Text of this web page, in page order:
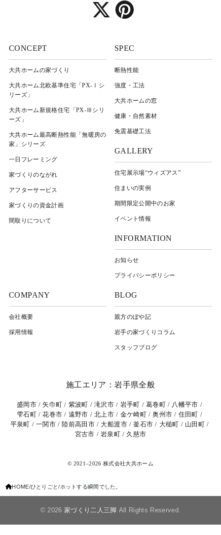
CONCEPT
大共ホームの家づくり
大共ホーム北欧基準住宅「PX-Ⅰシ
リーズ」
大共ホーム新規格住宅「PX-Ⅲシリ
ーズ」
大共ホーム最高断熱性能「無暖房の
家」シリーズ
一日フレーミング
家づくりのながれ
アフターサービス
家づくりの資金計画
間取りについて
SPEC
断熱性能
強度・工法
大共ホームの窓
健康・自然素材
免震基礎工法
GALLERY
住宅展示場“ウィズアス”
住まいの実例
期間限定公開中のお家
イベント情報
INFORMATION
お知らせ
プライバシーポリシー
COMPANY
会社概要
採用情報
BLOG
親方のぼや記
岩⼿の家づくりコラム
スタッフブログ
施工エリア：岩手県全般
盛岡市 矢巾町 紫波町 滝沢市 岩手町 葛巻町
八幡平市
雫石町
花巻市 遠野市 北上市 金ケ崎町 奥州市
住田町
平泉町
一関市 陸前高田市 大船渡市 釜石市 大槌町
山田町
宮古市
岩泉町 久慈市
© 2021–2026 株式会社大共ホーム
HOME ひとりごと ホットする瞬間でした。
© 2026 家づくり二人三脚 All Rights Reserved.